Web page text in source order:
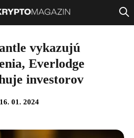
vykazujú
Everlodge
investorov
16. 01. 2024